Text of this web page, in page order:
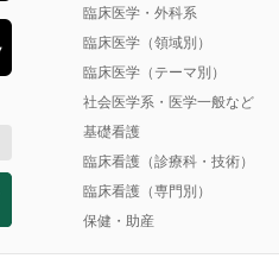
臨床医学・外科系
臨床医学（領域別）
臨床医学（テーマ別）
社会医学系・医学一般など
基礎看護
臨床看護（診療科・技術）
臨床看護（専門別）
保健・助産